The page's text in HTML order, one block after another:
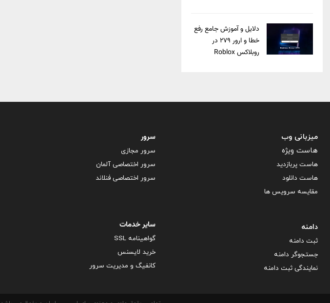
دلایل و آموزش جامع رفع
خطا و ارور ۲۷۹ در
روبلاکس Roblox
میزبانی وب
هاست ویژه
هاست پربازدید
هاست دانلود
مقایسه سرویس ها
دامنه
ثبت دامنه
جستجوگر دامنه
نمایندگی ثبت دامنه
سرور
سرور مجازی
سرور اختصاصی آلمان
سرور اختصاصی فنلاند
سایر خدمات
گواهینامه SSL
خرید لایسنس
کانفیگ و مدیریت سرور